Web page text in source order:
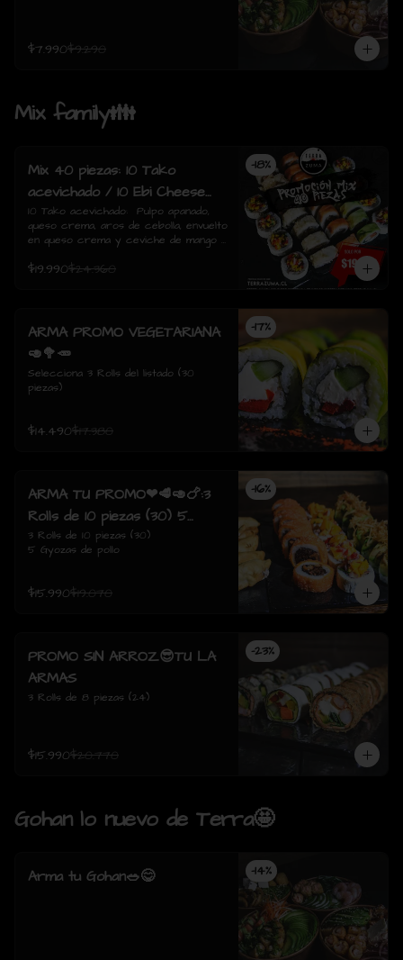
$7.990$9.290
Mix family👪
-18%
Mix 40 piezas: 10 Tako
acevichado / 10 Ebi Cheese
tempura / 10 Tori Sake Rolls
/ 10 Sake Avocado.
10 Tako acevichado:  Pulpo apanado,
queso crema, aros de cebolla, envuelto
en queso crema y ceviche de mango /
queso crema, envuelto tempura./  10
Salmon, queso crema, ciboulette,
envuelto en palta
$19.990$24.360
-17%
ARMA PROMO VEGETARIANA
🥑🥦🥕
Selecciona 3 Rolls del listado (30
piezas)
$14.490$17.380
-16%
ARMA TU PROMO❤🥩🥑🍗:3
Rolls de 10 piezas (30) 5
Gyozas de pollo
3 Rolls de 10 piezas (30)
5 Gyozas de pollo
$15.990$19.070
-23%
PROMO SIN ARROZ😎TU LA
ARMAS
3 Rolls de 8 piezas (24)
$15.990$20.770
Gohan lo nuevo de Terra🤩
-14%
Arma tu Gohan🥗😋